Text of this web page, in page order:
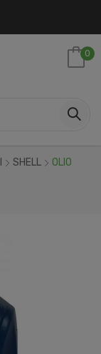
0
SHELL OLIO